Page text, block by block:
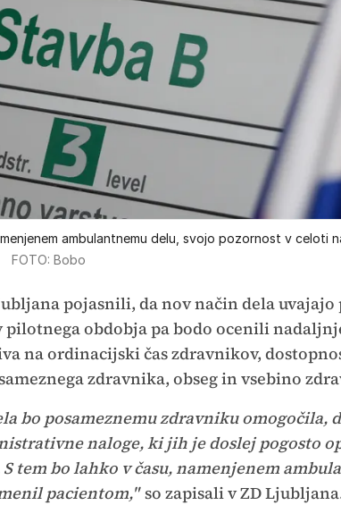
ambulantnemu delu, svojo pozornost v celoti
FOTO: Bobo
pojasnili, da nov način dela
obdobja pa bodo ocenili
na ordinacijski čas zdravnikov,
zdravnika, obseg in vsebino
bo posameznemu zdravniku omogočila,
naloge, ki jih je doslej pogosto
tem bo lahko v času, namenjenem
pacientom,"so zapisali v ZD